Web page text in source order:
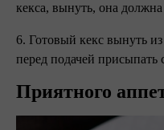
кекса, вынуть, она должна
6. Готовый кекс вынуть
перед подачей присыпать
Приятного